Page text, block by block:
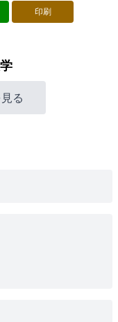
印刷
る